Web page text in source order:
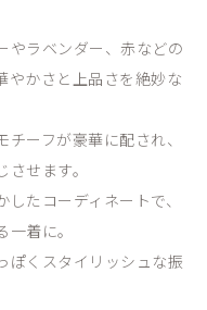
やラベンダー、赤などの
やかさと上品さを絶妙な
ーフが豪華に配され、
せます。
たコーディネートで、
着に。
ぽくスタイリッシュな振